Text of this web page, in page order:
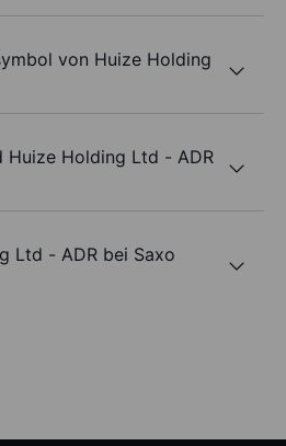
von Huize Holding
Huize Holding Ltd - ADR
Ltd - ADR bei Saxo